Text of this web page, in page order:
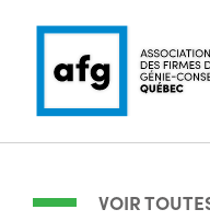
VOIR